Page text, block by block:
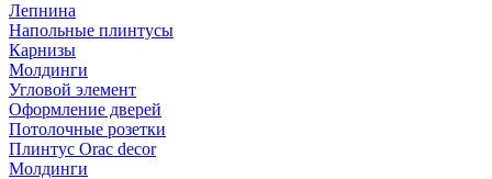
Лепнина
Напольные плинтусы
Карнизы
Молдинги
Угловой элемент
Оформление дверей
Потолочные розетки
Плинтус Orac decor
Молдинги